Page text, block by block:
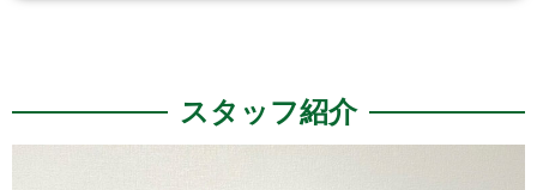
スタッフ紹介